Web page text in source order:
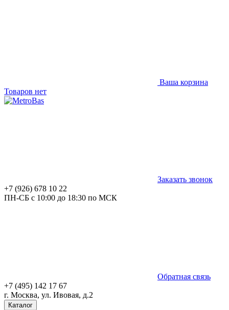
Ваша корзина
Товаров нет
Заказать звонок
+7 (926) 678 10 22
ПН-СБ с 10:00 до 18:30 по МСК
Обратная связь
+7 (495) 142 17 67
г. Москва, ул. Ивовая, д.2
Каталог